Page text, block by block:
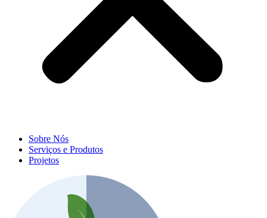
Sobre Nós
Serviços e Produtos
Projetos